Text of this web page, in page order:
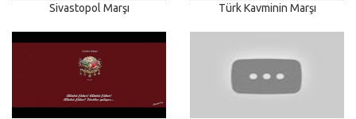
Sivastopol Marşı Türk Kavminin Marşı